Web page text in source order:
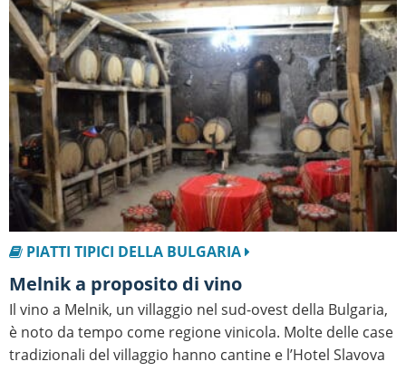
PIATTI TIPICI DELLA BULGARIA
Melnik a proposito di vino
Il vino a Melnik, un villaggio nel sud-ovest della Bulgaria,
è noto da tempo come regione vinicola. Molte delle case
tradizionali del villaggio hanno cantine e l’Hotel Slavova